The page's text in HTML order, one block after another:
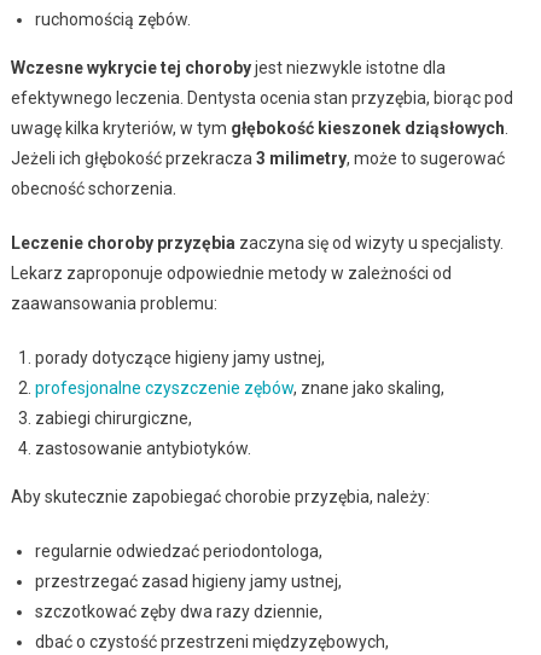
ruchomością zębów.
Wczesne wykrycie tej chorobyjest niezwykle istotne dla
efektywnego leczenia. Dentysta ocenia stan przyzębia, biorąc pod
uwagę kilka kryteriów, w tym głębokość kieszonek dziąsłowych
Jeżeli ich głębokość przekracza 3 milimetry, może to sugerować
obecność schorzenia.
Leczenie choroby przyzębia zaczyna się od wizyty u specjalisty.
Lekarz zaproponuje odpowiednie metody w zależności od
zaawansowania problemu:
porady dotyczące higieny jamy ustnej,
profesjonalne czyszczenie zębów, znane jako skaling,
zabiegi chirurgiczne,
zastosowanie antybiotyków.
Aby skutecznie zapobiegać chorobie przyzębia, należy:
regularnie odwiedzać periodontologa,
przestrzegać zasad higieny jamy ustnej,
szczotkować zęby dwa razy dziennie,
dbać o czystość przestrzeni międzyzębowych,